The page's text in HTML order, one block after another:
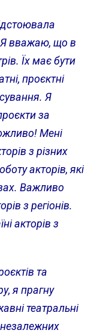
Я вважаю, що в
Їх має бути
проєктні
Я
за
Мені
з різних
акторів, які
Важливо
з регіонів.
акторів з
та
я прагну
театральні